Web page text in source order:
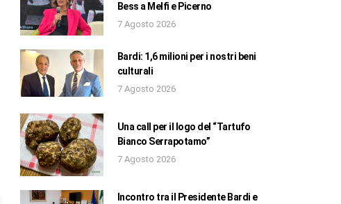
Bess a Melfi e Picerno
7 Agosto 2026
Bardi: 1,6 milioni per i nostri beni
culturali
7 Agosto 2026
Una call per il logo del “Tartufo
Bianco Serrapotamo”
7 Agosto 2026
Incontro tra il Presidente Bardi e